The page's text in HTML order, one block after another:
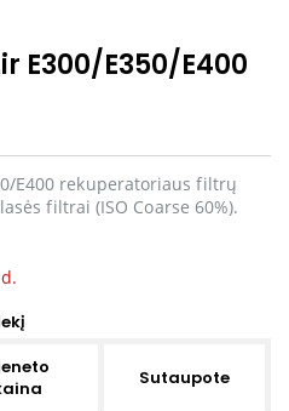
E300/E350/E400
E400 rekuperatoriaus filtrų
filtrai (ISO Coarse 60%).
Sutaupote